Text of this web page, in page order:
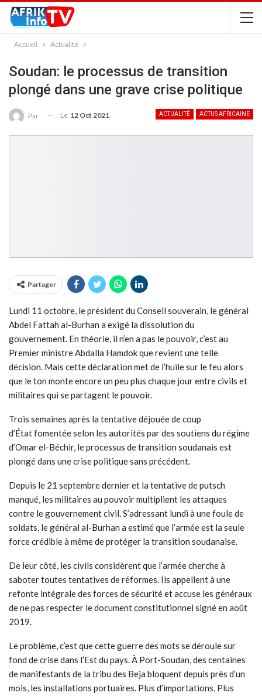
Accueil Actualité
Soudan: le processus de transition
plongé dans une grave crise politique
ACTUALITÉ ACTUS AFRICAINE
Par Le 12 Oct 2021
Partager
Lundi 11 octobre, le président du Conseil souverain, le général
Abdel Fattah al-Burhan a exigé la dissolution du
gouvernement. En théorie, il n’en a pas le pouvoir, c’est au
Premier ministre Abdalla Hamdok que revient une telle
décision. Mais cette déclaration met de l’huile sur le feu alors
que le ton monte encore un peu plus chaque jour entre civils et
militaires qui se partagent le pouvoir.
Trois semaines après la tentative déjouée de coup
d’État fomentée selon les autorités par des soutiens du régime
d’Omar el-Béchir, le processus de transition soudanais est
plongé dans une crise politique sans précédent.
Depuis le 21 septembre dernier et la tentative de putsch
manqué, les militaires au pouvoir multiplient les attaques
contre le gouvernement civil. S’adressant lundi à une foule de
soldats, le général al-Burhan a estimé que l’armée est la seule
force crédible à même de protéger la transition soudanaise.
De leur côté, les civils considèrent que l’armée cherche à
saboter toutes tentatives de réformes. Ils appellent à une
refonte intégrale des forces de sécurité et accuse les généraux
de ne pas respecter le document constitutionnel signé en août
2019.
Le problème, c’est que cette guerre des mots se déroule sur
fond de crise dans l’Est du pays. À Port-Soudan, des centaines
de manifestants de la tribu des Beja bloquent depuis près d’un
mois, les installations portuaires. Plus d’importations, Plus